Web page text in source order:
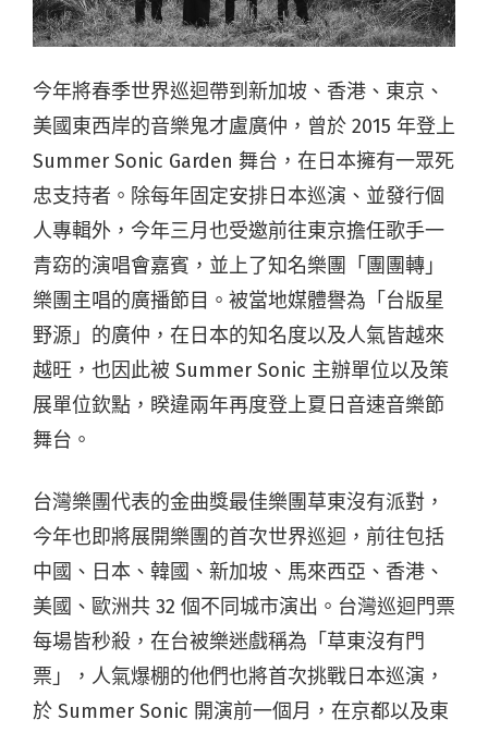
今年將春季世界巡迴帶到新加坡、香港、東京、
美國東西岸的音樂鬼才盧廣仲，曾於 2015 年登上
Summer Sonic Garden 舞台，在日本擁有一眾死
忠支持者。除每年固定安排日本巡演、並發行個
人專輯外，今年三月也受邀前往東京擔任歌手一
青窈的演唱會嘉賓，並上了知名樂團「團團轉」
樂團主唱的廣播節目。被當地媒體譽為「台版星
野源」的廣仲，在日本的知名度以及人氣皆越來
越旺，也因此被 Summer Sonic 主辦單位以及策
展單位欽點，睽違兩年再度登上夏日音速音樂節
舞台。
台灣樂團代表的金曲獎最佳樂團草東沒有派對，
今年也即將展開樂團的首次世界巡迴，前往包括
中國、日本、韓國、新加坡、馬來西亞、香港、
美國、歐洲共 32 個不同城市演出。台灣巡迴門票
每場皆秒殺，在台被樂迷戲稱為「草東沒有門
票」，人氣爆棚的他們也將首次挑戰日本巡演，
於 Summer Sonic 開演前一個月，在京都以及東